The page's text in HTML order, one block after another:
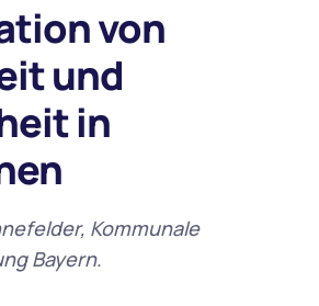
von
und
in
Kommunale
Bayern.